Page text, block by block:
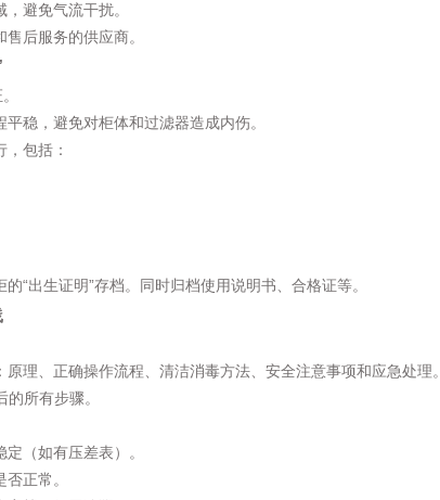
避免气流干扰。
后服务的供应商。
稳，避免对柜体和过滤器造成内伤。
包括：
“出生证明”存档。同时归档使用说明书、合格证等。
理、正确操作流程、清洁消毒方法、安全注意事项和应急处理。
所有步骤。
（如有压差表）。
正常。